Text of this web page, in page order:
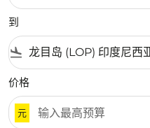
到
flight_land
价格
元